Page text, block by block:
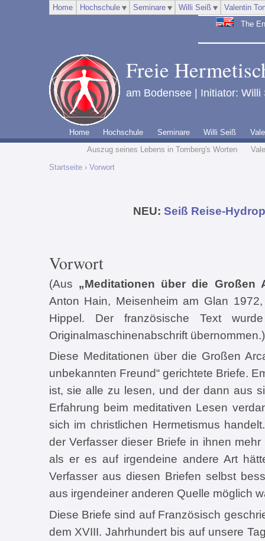
Home Hochschule Seminare Willi Seiß
Valentin
The
Freie
am Bodensee | Initiator: Willi
Home Hochschule Seminare Willi Seiß
Auszug seines Lebens in Tomberg's Worten
Startseite› Vorwort
NEU: Seiß Reise-
Vorwort
(Aus „Meditationen über die Großen
Anton Hain, Meisenheim am Glan
Hippel. Der französische Text
Originalmaschinenabschrift übernommen.)
Diese Meditationen über die Großen
unbekannten Freund“ gerichtete Briefe.
ist, sie alle zu lesen, und der dann aus
Erfahrung beim meditativen Lesen
sich im christlichen Hermetismus
der Verfasser dieser Briefe in ihnen
als er es auf irgendeine andere Art
Verfasser aus diesen Briefen selbst
aus irgendeiner anderen Quelle möglich
Diese Briefe sind auf Französisch
dem XVIII. Jahrhundert bis auf unsere